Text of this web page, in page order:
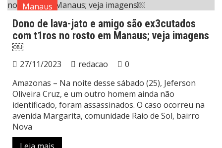
Manaus
Dono de lava-jato e amigo são ex3cutados
com t1ros no rosto em Manaus; veja imagens
￼
27/11/2023 redacao
0
Amazonas – Na noite desse sábado (25), Jeferson
Oliveira Cruz, e um outro homem ainda não
identificado, foram assassinados. O caso ocorreu na
avenida Margarita, comunidade Raio de Sol, bairro
Nova